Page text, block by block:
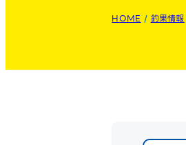
HOME / 釣果情報